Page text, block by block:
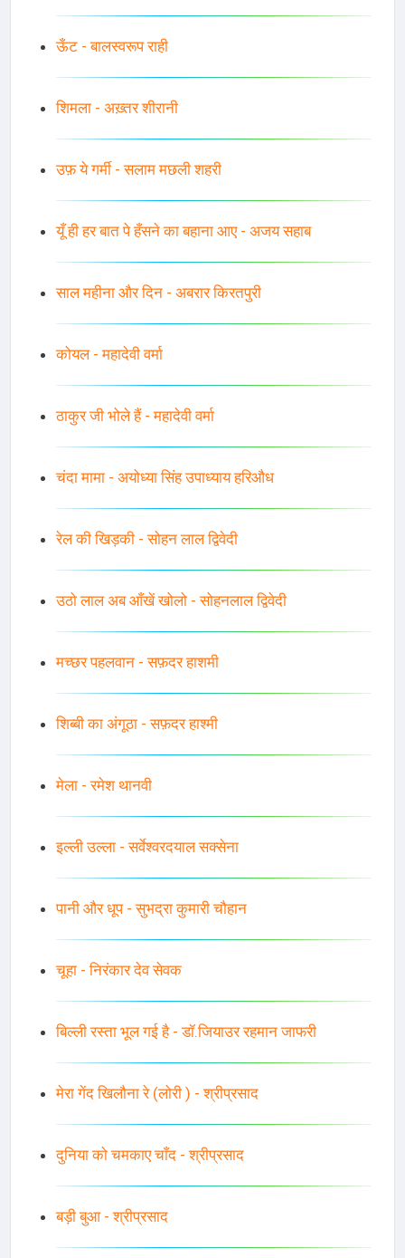
ऊँट - बालस्वरूप राही
शिमला - अख़्तर शीरानी
उफ़ ये गर्मी - सलाम मछली शहरी
यूँ ही हर बात पे हँसने का बहाना आए - अजय सहाब
साल महीना और दिन - अबरार किरतपुरी
कोयल - महादेवी वर्मा
ठाकुर जी भोले हैं - महादेवी वर्मा
चंदा मामा - अयोध्या सिंह उपाध्याय हरिऔध
रेल की खिड़की - सोहन लाल द्विवेदी
उठो लाल अब आँखें खोलो - सोहनलाल द्विवेदी
मच्छर पहलवान - सफ़दर हाशमी
शिब्बी का अंगूठा - सफ़दर हाश्मी
मेला - रमेश थानवी
इल्ली उल्ला - सर्वेश्वरदयाल सक्सेना
पानी और धूप - सुभद्रा कुमारी चौहान
चूहा - निरंकार देव सेवक
बिल्ली रस्ता भूल गई है - डॉ.जियाउर रहमान जाफरी
मेरा गेंद खिलौना रे (लोरी ) - श्रीप्रसाद
दुनिया को चमकाए चाँद - श्रीप्रसाद
बड़ी बुआ - श्रीप्रसाद